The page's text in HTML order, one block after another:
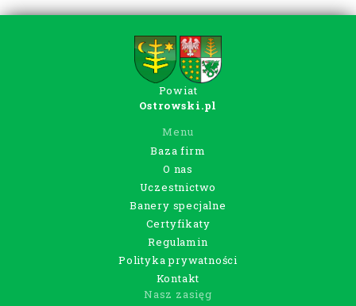
Powiat
Ostrowski.pl
Menu
Baza firm
O nas
Uczestnictwo
Banery specjalne
Certyfikaty
Regulamin
Polityka prywatności
Kontakt
Nasz zasięg